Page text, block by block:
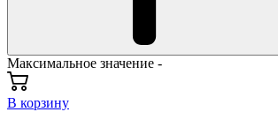
Максимальное значение -
В корзину